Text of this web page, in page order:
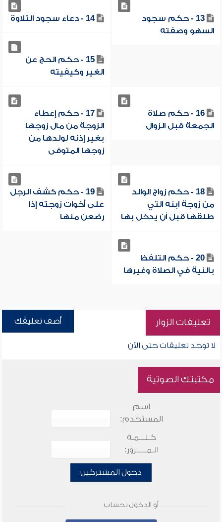
13 - حكم سجود
السهو وصفته
14 - دعاء سجود التلاوة
15 - حكم الحج عن
الغير وكيفيته
16 - حكم صلاة
الجمعة قبل الزوال
17 - حكم إعطاء
الزوجة من مال زوجها
بغير إذنه لولدها من
زوجها المتوفى
18 - حكم زواج الوالد
من زوجة ابنه التي
طلقها قبل أن يدخل بها
19 - حكم كشف الرجل
على أخوات زوجته إذا
رضعن منها
20 - حكم التلفظ
بالنية في الصلاة وغيرها
تعليقات الزوار أضف تعليقك
لا توجد تعليقات حتى الآن
مكتبتك الصوتية
اسم
المستخدم:
كـلـــمـة
الـمـــــرور:
دخول المشتركين
أو الدخول بحساب